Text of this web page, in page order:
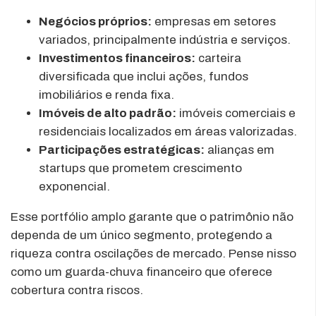
Negócios próprios: empresas em setores
variados, principalmente indústria e serviços.
Investimentos financeiros: carteira
diversificada que inclui ações, fundos
imobiliários e renda fixa.
Imóveis de alto padrão: imóveis comerciais e
residenciais localizados em áreas valorizadas.
Participações estratégicas: alianças em
startups que prometem crescimento
exponencial.
Esse portfólio amplo garante que o patrimônio não
dependa de um único segmento, protegendo a
riqueza contra oscilações de mercado. Pense nisso
como um guarda-chuva financeiro que oferece
cobertura contra riscos.